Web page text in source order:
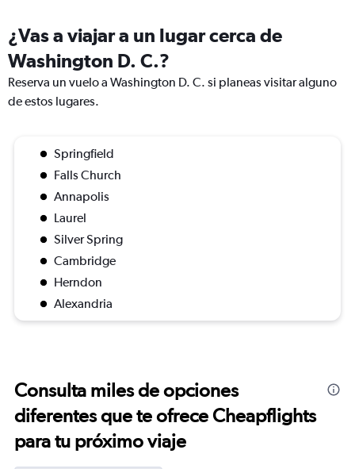
¿Vas a viajar a un lugar cerca de
Washington D. C.?
Reserva un vuelo a Washington D. C. si planeas visitar alguno
de estos lugares.
Springfield
Falls Church
Annapolis
Laurel
Silver Spring
Cambridge
Herndon
Alexandria
Consulta miles de opciones
diferentes que te ofrece Cheapflights
para tu próximo viaje